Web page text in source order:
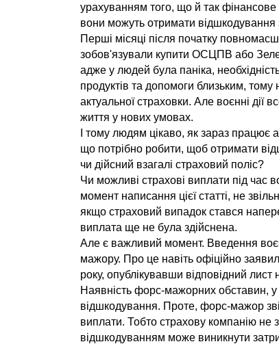
урахуванням того, що й так фінансове
вони можуть отримати відшкодування
Перші місяці після початку
зобов'язували купити ОСЦПВ або
адже у людей була паніка,
продуктів та допомоги близьким,
актуальної страховки. Але воєнні
життя у нових умовах.
І тому людям цікаво, як зараз працює
що потрібно робити, щоб отримати
чи дійсний взагалі страховий поліс?
Чи можливі страхові виплати під час
момент написання цієї статті, не
якщо страховий випадок стався
виплата ще не була здійснена.
Але є важливий момент. Введення
мажору. Про це навіть офіційно
року, опублікувавши відповідний
Наявність форс-мажорних обставин,
відшкодування. Проте, форс-мажор
виплати. Тобто страхову компанію не
відшкодуванням може виникнути